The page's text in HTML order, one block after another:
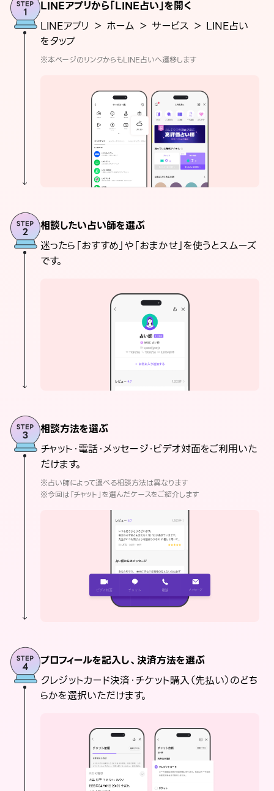
LINEアプリから「LINE占い」を開く
LINEアプリ ＞ ホーム ＞ サービス ＞ LINE占い
をタップ
※本ページのリンクからもLINE占いへ遷移します
相談したい占い師を選ぶ
迷ったら「おすすめ」や「おまかせ」を使うとスムーズ
です。
相談方法を選ぶ
チャット・電話・メッセージ・ビデオ対面をご利用いた
だけます。
※占い師によって選べる相談方法は異なります
※今回は「チャット」を選んだケースをご紹介します
プロフィールを記入し、決済方法を選ぶ
クレジットカード決済・チケット購入（先払い）のどち
らかを選択いただけます。